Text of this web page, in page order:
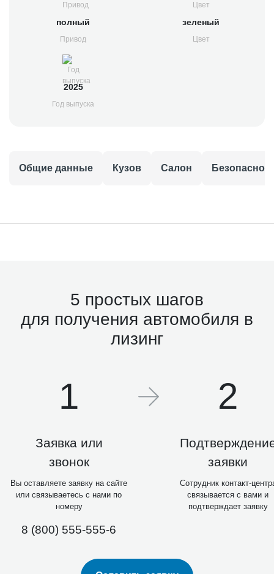
полный
Привод
зеленый
Цвет
2025
Год выпуска
Общие данные Кузов Салон
5 простых шагов
для получения автомобиля в
лизинг
1
Заявка или
звонок
Вы оставляете заявку на сайте
или связываетесь с нами по
номеру
8 (800) 555-555-6
2
заявки
Сотрудник контакт-
связывается с вами и
подтверждает заявку